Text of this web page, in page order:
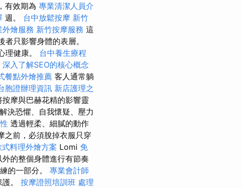
有效期為 專業清潔人員介
週。 台中放鬆按摩 新竹
外燴服務 新竹按摩服務 這
只影響身體的表層。
理健康。 台中養生療程
深入了解SEO的核心概念
餐點外燴推薦 客人通常躺
胞證辦理資訊 新店護理之
摩與巴赫花精的影響靈
決恐懼、自我懷疑、壓力
透過輕柔、細膩的動作
之前，必須脫掉衣服只穿
式料理外燴方案 Lomi 免
的整個身體進行有節奏
的一部分。 專業會計師
。 按摩證照培訓班 處理